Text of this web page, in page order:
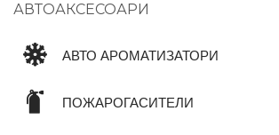
АВТОАКСЕСОАРИ
АВТО АРОМАТИЗАТОРИ
ПОЖАРОГАСИТЕЛИ